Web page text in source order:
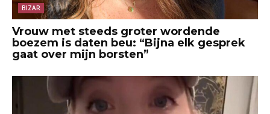
BIZAR
Vrouw met steeds groter wordende
boezem is daten beu: “Bijna elk gesprek
gaat over mijn borsten”